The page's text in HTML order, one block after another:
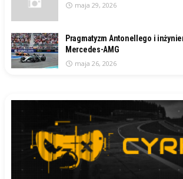
maja 29, 2026
Pragmatyzm Antonellego i
Mercedes-AMG
maja 26, 2026